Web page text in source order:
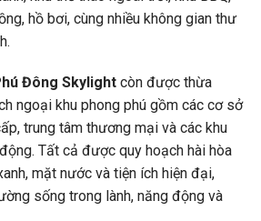
hồ bơi, cùng nhiều không gian thư
Đông Skylight còn được thừa
ngoại khu phong phú gồm các cơ sở
trung tâm thương mại và các khu
Tất cả được quy hoạch hài hòa
mặt nước và tiện ích hiện đại,
sống trong lành, năng động và